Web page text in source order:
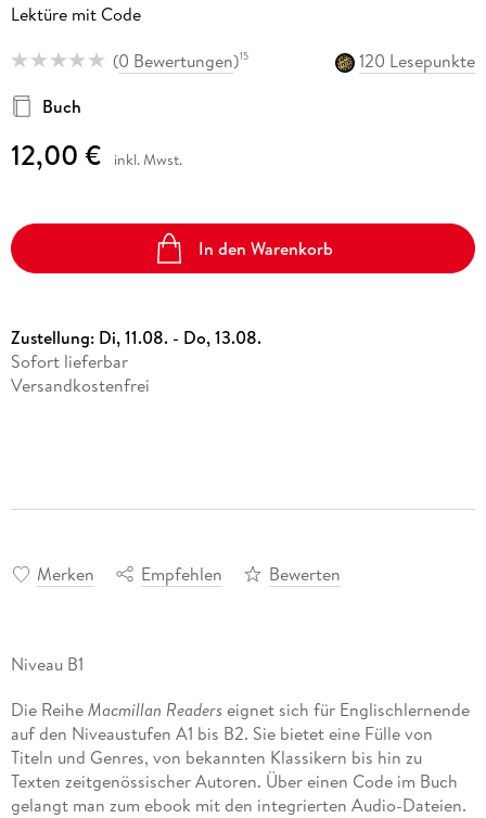
Lektüre mit Code
(0 Bewertungen)15
120 Lesepunkte
Buch
12,00 € inkl. Mwst.
In den Warenkorb
Zustellung: Di, 11.08. - Do, 13.08.
Sofort lieferbar
Versandkostenfrei
Merken Empfehlen Bewerten
Niveau B1
Die ReiheMacmillan Readers eignet sich für Englischlernende
auf den Niveaustufen A1 bis B2. Sie bietet eine Fülle von
Titeln und Genres, von bekannten Klassikern bis hin zu
Texten zeitgenössischer Autoren. Über einen Code im Buch
gelangt man zum ebook mit den integrierten Audio-Dateien.